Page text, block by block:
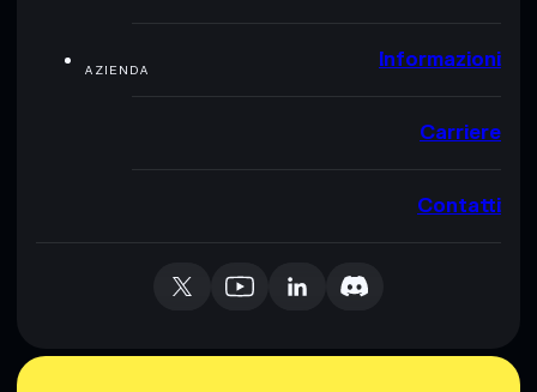
AZIENDA Informazioni
Carriere
Contatti